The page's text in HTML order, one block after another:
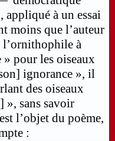
à un essai
moins que l’auteur
à
pour les oiseaux
ignorance », il
des oiseaux
sans savoir
l’objet du poème,
: